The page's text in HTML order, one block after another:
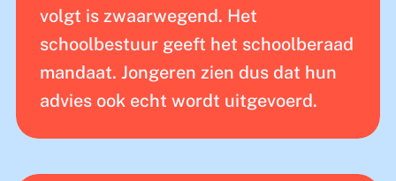
volgt is zwaarwegend. Het
schoolbestuur geeft het schoolberaad
mandaat. Jongeren zien dus dat hun
advies ook echt wordt uitgevoerd.